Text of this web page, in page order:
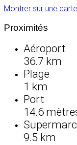
Montrer sur une carte
Proximités
Aéroport
36.7 km
Plage
1 km
Port
14.6
9.5 km